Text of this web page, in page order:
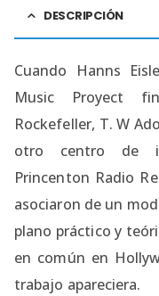
DESCRIPCIÓN
Cuando Hanns
Music Proyect
Rockefeller, T. W
otro centro de
Princenton Radio
asociaron de un
plano práctico y
en común en
trabajo apareciera.